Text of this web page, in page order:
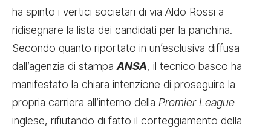
ha spinto i vertici societari di via Aldo Rossi a
ridisegnare la lista dei candidati per la panchina.
Secondo quanto riportato in un’esclusiva diffusa
dall’agenzia di stampa ANSA, il tecnico basco ha
manifestato la chiara intenzione di proseguire la
propria carriera all’interno della Premier League
inglese, rifiutando di fatto il corteggiamento della